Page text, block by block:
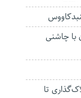
با چاشنی
تا